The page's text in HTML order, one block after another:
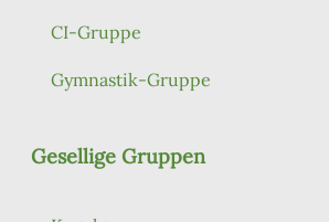
CI-Gruppe
Gymnastik-Gruppe
Gesellige Gruppen